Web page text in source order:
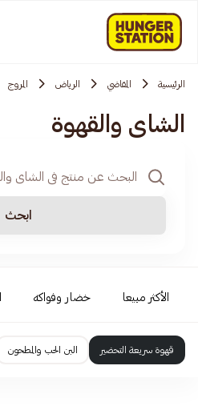
الرئيسية المقاضي الرياض المروج
الشاي والقهوة
ابحث
الأكثر مبيعا خضار وفواكه
قهوة سريعة التحضير البن الحب والمطحون